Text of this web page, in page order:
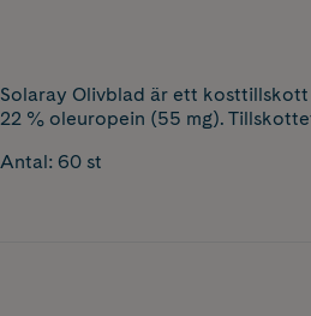
Solaray Olivblad är ett
22 % oleuropein (55 mg).
Antal: 60 st